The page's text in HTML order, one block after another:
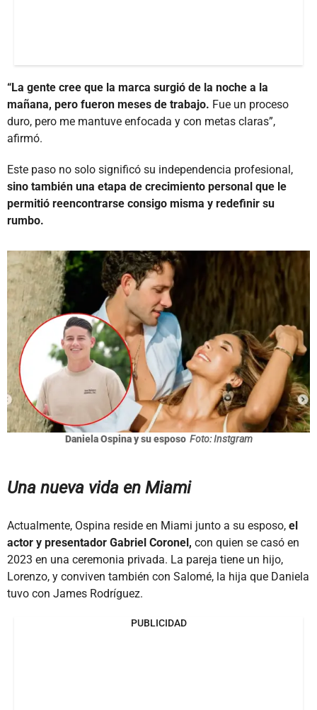
“La gente cree que la marca surgió de la noche a la
mañana, pero fueron meses de trabajo. Fue un proceso
duro, pero me mantuve enfocada y con metas claras”,
afirmó.
Este paso no solo significó su independencia profesional,
sino también una etapa de crecimiento personal que le
permitió reencontrarse consigo misma y redefinir su
rumbo.
Daniela Ospina y su esposo Foto: Instgram
Una nueva vida en Miami
Actualmente, Ospina reside en Miami junto a su esposo, el
actor y presentador Gabriel Coronel, con quien se casó en
2023 en una ceremonia privada. La pareja tiene un hijo,
Lorenzo, y conviven también con Salomé, la hija que Daniela
tuvo con James Rodríguez.
PUBLICIDAD